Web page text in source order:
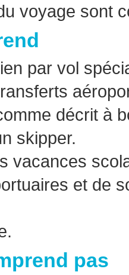
voyage sont
par vol
décrit à
skipper.
vacances
et de
pas